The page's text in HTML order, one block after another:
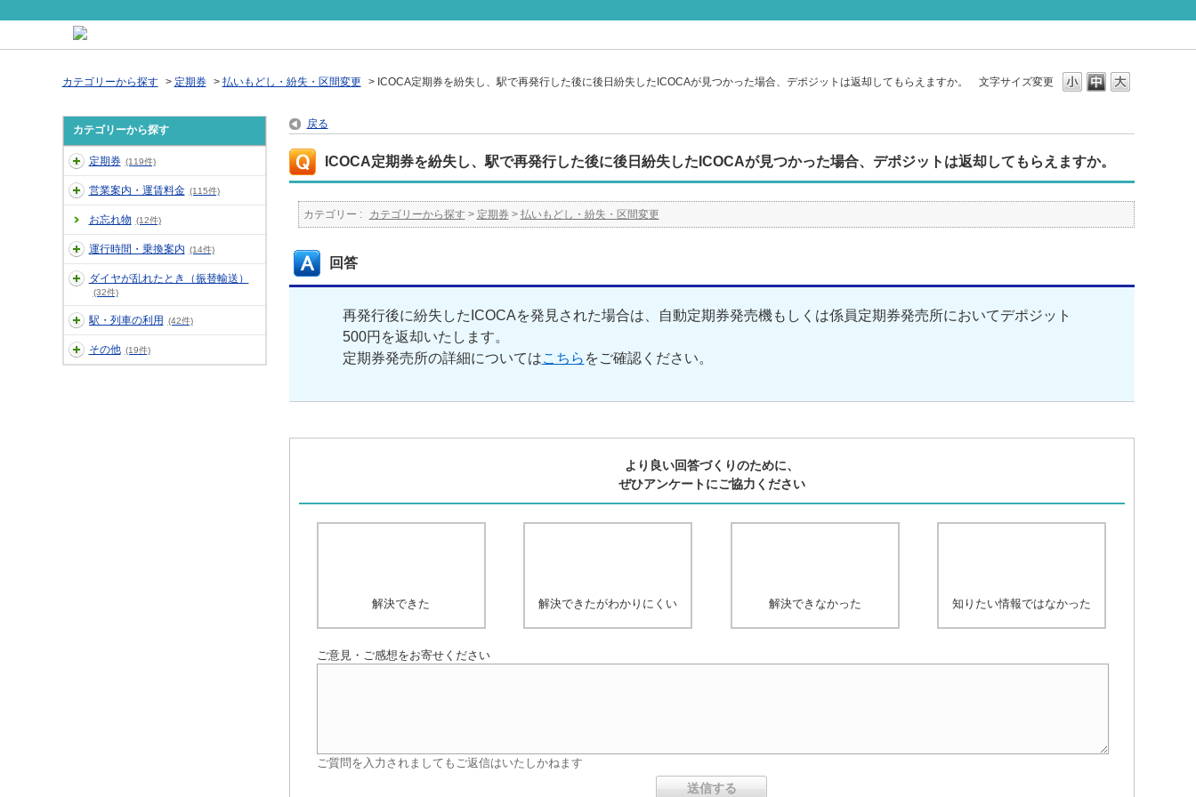
文字サイズ変更
カテゴリーから探す > 定期券 > 払いもどし・紛失・区間変更 > ICOCA定期券を紛失し、駅で再発行した後に後日紛失したICOCAが見つかった場合、デポジットは返却してもらえますか。
カテゴリーから探す
定期券 (119件)
営業案内・運賃料金 (115件)
お忘れ物 (12件)
運行時間・乗換案内 (14件)
ダイヤが乱れたとき（振替輸送）
(32件)
駅・列車の利用 (42件)
その他 (19件)
戻る
ICOCA定期券を紛失し、駅で再発行した後に後日紛失したICOCAが見つかった場合、デポジットは返却してもらえますか。
カテゴリー : カテゴリーから探す > 定期券 > 払いもどし・紛失・区間変更
回答
再発行後に紛失したICOCAを発見された場合は、自動定期券発売機もしくは係員定期券発売所においてデポジット
500円を返却いたします。
定期券発売所の詳細についてはこちら をご確認ください。
より良い回答づくりのために、
ぜひアンケートにご協力ください
解決できた 解決できたがわかりにくい 解決できなかった 知りたい情報ではなかった
ご意見・ご感想をお寄せください
ご質問を入力されましてもご返信はいたしかねます